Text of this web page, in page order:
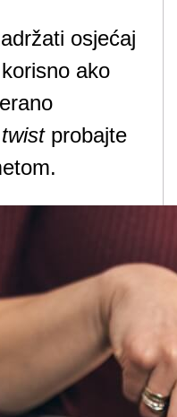
osjećaj
ako
twistprobajte